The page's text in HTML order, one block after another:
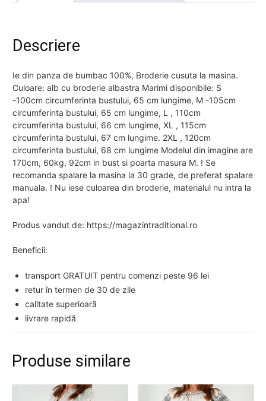
Descriere
Ie din panza de bumbac 100%, Broderie cusuta la masina.
Culoare: alb cu broderie albastra Marimi disponibile: S
-100cm circumferinta bustului, 65 cm lungime, M -105cm
circumferinta bustului, 65 cm lungime, L , 110cm
circumferinta bustului, 66 cm lungime, XL , 115cm
circumferinta bustului, 67 cm lungime. 2XL , 120cm
circumferinta bustului, 68 cm lungime Modelul din imagine are
170cm, 60kg, 92cm in bust si poarta masura M. ! Se
recomanda spalare la masina la 30 grade, de preferat spalare
manuala. ! Nu iese culoarea din broderie, materialul nu intra la
apa!
Produs vandut de: https://magazintraditional.ro
Beneficii:
transport GRATUIT pentru comenzi peste 96 lei
retur în termen de 30 de zile
calitate superioară
livrare rapidă
Produse similare